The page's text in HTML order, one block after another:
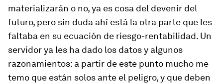
materializarán o no, ya es cosa del devenir del
futuro, pero sin duda ahí está la otra parte que les
faltaba en su ecuación de riesgo-rentabilidad. Un
servidor ya les ha dado los datos y algunos
razonamientos: a partir de este punto mucho me
temo que están solos ante el peligro, y que deben